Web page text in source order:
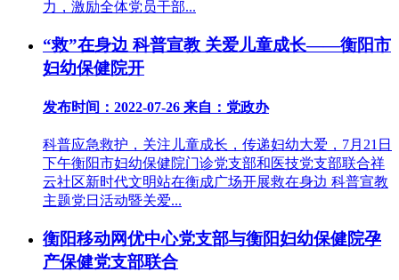
力，激励全体党员干部...
“救”在身边 科普宣教 关爱儿童成长——衡阳市
妇幼保健院开
发布时间：2022-07-26 来自：党政办
科普应急救护，关注儿童成长，传递妇幼大爱，7月21日
下午衡阳市妇幼保健院门诊党支部和医技党支部联合祥
云社区新时代文明站在衡成广场开展救在身边 科普宣教
主题党日活动暨关爱...
衡阳移动网优中心党支部与衡阳妇幼保健院孕
产保健党支部联合